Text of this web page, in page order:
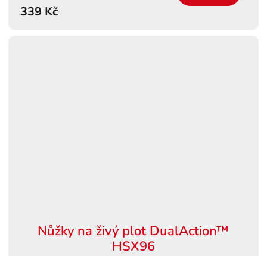
339 Kč
Nůžky na živý plot DualAction™
HSX96